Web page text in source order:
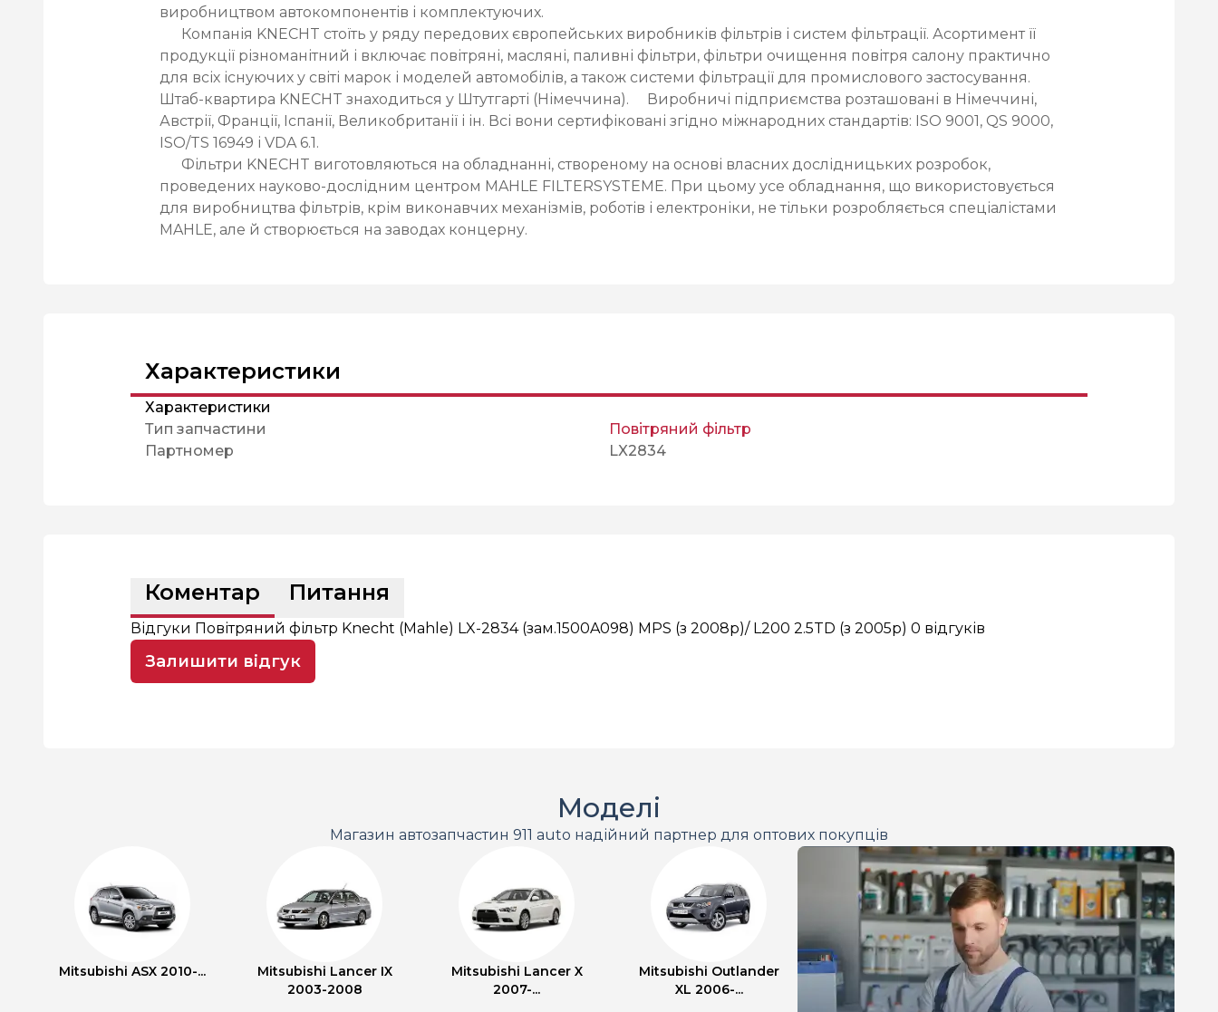
виробництвом автокомпонентів і комплектуючих.
Компанія KNECHT стоїть у ряду передових європейських виробників фільтрів і систем фільтрації. Асортимент її
продукції різноманітний і включає повітряні, масляні, паливні фільтри, фільтри очищення повітря салону практично
для всіх існуючих у світі марок і моделей автомобілів, а також системи фільтрації для промислового застосування.
Штаб-квартира KNECHT знаходиться у Штутгарті (Німеччина). Виробничі підприємства розташовані в Німеччині,
Австрії, Франції, Іспанії, Великобританії і ін. Всі вони сертифіковані згідно міжнародних стандартів: ISO 9001, QS 9000,
ISO/TS 16949 і VDA 6.1.
Фільтри KNECHT виготовляються на обладнанні, створеному на основі власних дослідницьких розробок,
проведених науково-дослідним центром MAHLE FILTERSYSTEME. При цьому усе обладнання, що використовується
для виробництва фільтрів, крім виконавчих механізмів, роботів і електроніки, не тільки розробляється спеціалістами
MAHLE, але й створюється на заводах концерну.
Характеристики
Характеристики
Тип запчастини
Повітряний фільтр
Партномер
LX2834
Коментар Питання
Відгуки Повітряний фільтр Knecht (Mahle) LX-2834 (зам.1500A098) MPS (з 2008р)/ L200 2.5TD (з 2005р) 0 відгуків
Залишити відгук
Моделі
Магазин автозапчастин 911 auto надійний партнер для оптових покупців
Mitsubishi ASX 2010-...
Mitsubishi Lancer IX
2003-2008
Mitsubishi Lancer X
2007-...
Mitsubishi Outlander
XL 2006-...